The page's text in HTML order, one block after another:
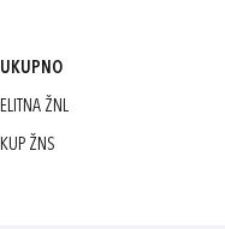
UKUPNO
ELITNA ŽNL
KUP ŽNS